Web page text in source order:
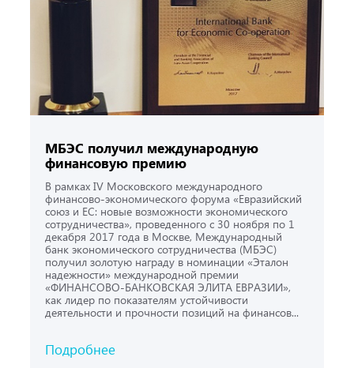
МБЭС получил международную
финансовую премию
В рамках IV Московского международного
финансово-экономического форума «Евразийский
союз и ЕС: новые возможности экономического
сотрудничества», проведенного с 30 ноября по 1
декабря 2017 года в Москве, Международный
банк экономического сотрудничества (МБЭС)
получил золотую награду в номинации «Эталон
надежности» международной премии
«ФИНАНСОВО-БАНКОВСКАЯ ЭЛИТА ЕВРАЗИИ»,
как лидер по показателям устойчивости
деятельности и прочности позиций на финансов...
Подробнее